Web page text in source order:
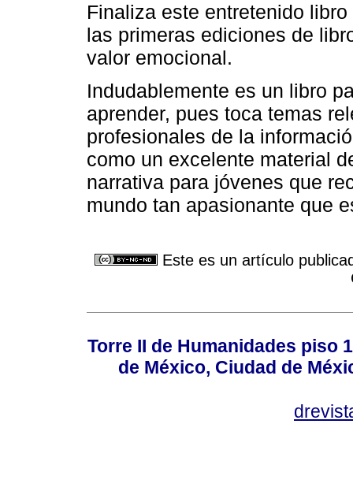
Finaliza este entretenido
las primeras ediciones de
valor emocional.
Indudablemente es un libro
aprender, pues toca temas
profesionales de la
como un excelente material
narrativa para jóvenes que
mundo tan apasionante que
Este es un artículo
Torre II de Humanidades piso
de México, Ciudad de